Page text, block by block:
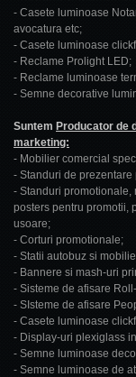
- Casete luminoase
avocatura etc;
- Casete luminoase
- Reclame Prolight LED;
- Reclame luminoase
- Semne decorative
Suntem Producator de
marketing:
- Mobilier comercial
- Standuri de
- Standuri promotionale,
posters pentru promotii,
usoare;
- Corturi promotionale;
- Statii autobuz si
- Bannere si mash-uri
- Sisteme de afisare
- SIsteme de afisare
- Casete luminoase
- Display-uri plexiglass
- Semne luminoase
- Semne luminoase de